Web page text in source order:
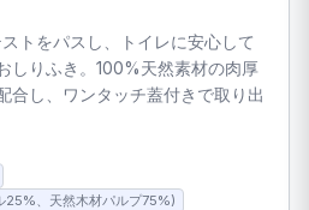
トをパスし、トイレに安心して
しりふき。100%天然素材の肉厚
合し、ワンタッチ蓋付きで取り出
25%、天然木材パルプ75%)